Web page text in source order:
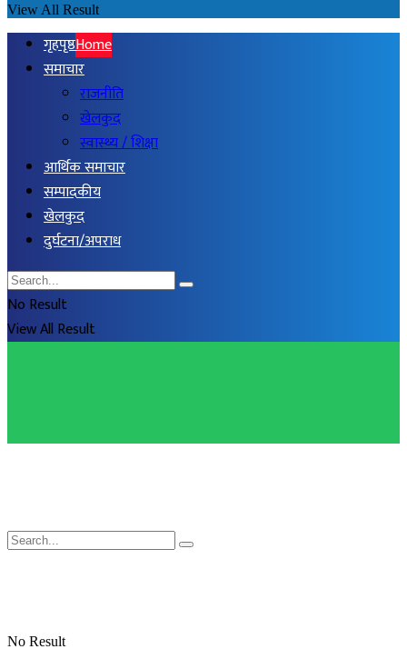
View All Result
गृहपृष्ठHome
समाचार
राजनीति
खेलकुद
स्वास्थ्य / शिक्षा
आर्थिक समाचार
सम्पादकीय
खेलकुद
दुर्घटना/अपराध
No Result
View All Result
No Result